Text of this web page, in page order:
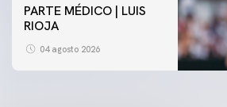
PARTE MÉDICO | LUIS
RIOJA
04 agosto 2026